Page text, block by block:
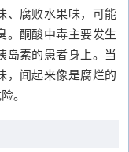
、腐败水果味，可能
。酮酸中毒主要发生
岛素的患者身上。当
，闻起来像是腐烂的
。